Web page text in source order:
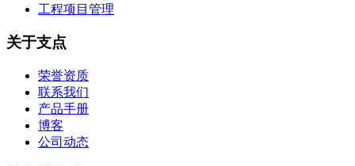
工程项目管理
关于支点
荣誉资质
联系我们
产品手册
博客
公司动态